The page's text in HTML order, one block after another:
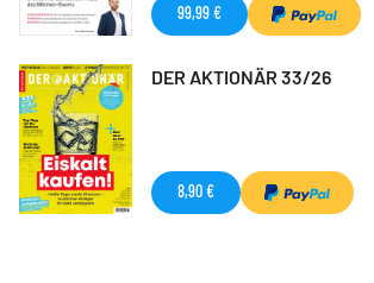
99,99 €
DER AKTIONÄR 33/26
8,90 €